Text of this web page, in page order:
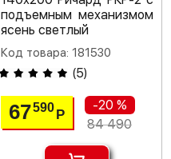
подъемным механизмом
ясень светлый
Код товара: 181530
(5)
67590 Р
-20 %
84 490